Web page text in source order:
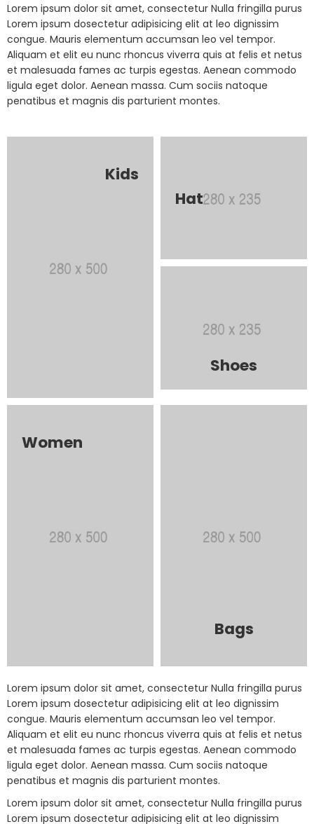
Lorem ipsum dolor sit amet, consectetur Nulla fringilla purus
Lorem ipsum dosectetur adipisicing elit at leo dignissim
congue. Mauris elementum accumsan leo vel tempor.
Aliquam et elit eu nunc rhoncus viverra quis at felis et netus
et malesuada fames ac turpis egestas. Aenean commodo
ligula eget dolor. Aenean massa. Cum sociis natoque
penatibus et magnis dis parturient montes.
Kids
Hat
Shoes
Women
Bags
Lorem ipsum dolor sit amet, consectetur Nulla fringilla purus
Lorem ipsum dosectetur adipisicing elit at leo dignissim
congue. Mauris elementum accumsan leo vel tempor.
Aliquam et elit eu nunc rhoncus viverra quis at felis et netus
et malesuada fames ac turpis egestas. Aenean commodo
ligula eget dolor. Aenean massa. Cum sociis natoque
penatibus et magnis dis parturient montes.
Lorem ipsum dolor sit amet, consectetur Nulla fringilla purus
Lorem ipsum dosectetur adipisicing elit at leo dignissim